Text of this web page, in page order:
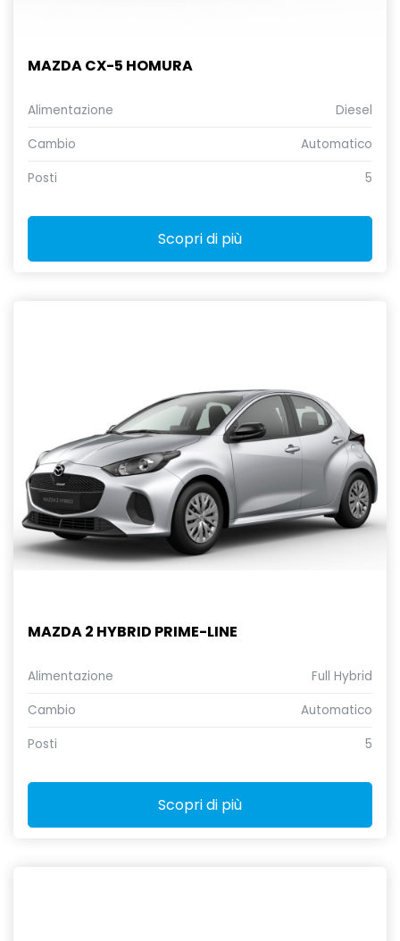
MAZDA CX-5 HOMURA
Alimentazione
Diesel
Cambio
Automatico
Posti
5
Scopri di più
MAZDA 2 HYBRID PRIME-LINE
Alimentazione
Full Hybrid
Cambio
Automatico
Posti
5
Scopri di più